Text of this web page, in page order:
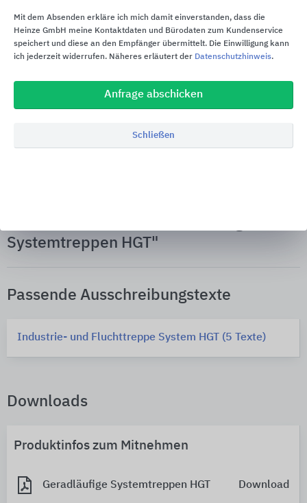
location_on
Systemtreppen HGT"
Passende Ausschreibungstexte
Industrie- und Fluchttreppe System HGT (5 Texte)
Downloads
Produktinfos zum Mitnehmen
Geradläufige Systemtreppen HGT Download
Mit dem Absenden erkläre ich mich damit einverstanden, dass die
Heinze GmbH meine Kontaktdaten und Bürodaten zum Kundenservice
speichert und diese an den Empfänger übermittelt. Die Einwilligung kann
ich jederzeit widerrufen. Näheres erläutert der Datenschutzhinweis.
Anfrage abschicken
Schließen